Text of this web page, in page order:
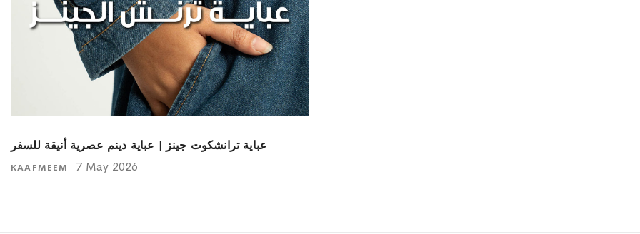
عباية ترانشكوت جينز | عباية دينم عصرية أنيقة للسفر
KAAFMEEM 7 May 2026